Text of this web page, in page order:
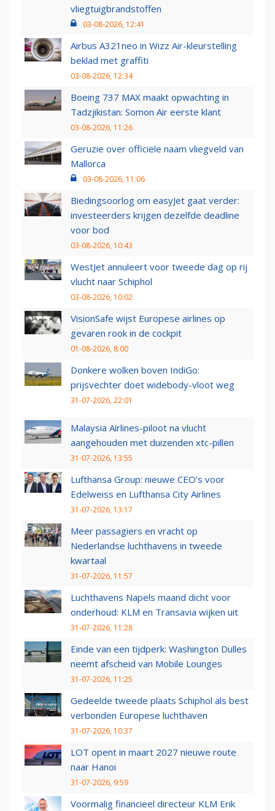
vliegtuigbrandstoffen
03-08-2026, 12:41
Airbus A321neo in Wizz Air-kleurstelling
beklad met graffiti
03-08-2026, 12:34
Boeing 737 MAX maakt opwachting in
Tadzjikistan: Somon Air eerste klant
03-08-2026, 11:26
Geruzie over officiële naam vliegveld van
Mallorca
03-08-2026, 11:06
Biedingsoorlog om easyJet gaat verder:
investeerders krijgen dezelfde deadline
voor bod
03-08-2026, 10:43
WestJet annuleert voor tweede dag op rij
vlucht naar Schiphol
03-08-2026, 10:02
VisionSafe wijst Europese airlines op
gevaren rook in de cockpit
01-08-2026, 8:00
Donkere wolken boven IndiGo:
prijsvechter doet widebody-vloot weg
31-07-2026, 22:01
Malaysia Airlines-piloot na vlucht
aangehouden met duizenden xtc-pillen
31-07-2026, 13:55
Lufthansa Group: nieuwe CEO’s voor
Edelweiss en Lufthansa City Airlines
31-07-2026, 13:17
Meer passagiers en vracht op
Nederlandse luchthavens in tweede
kwartaal
31-07-2026, 11:57
Luchthavens Napels maand dicht voor
onderhoud: KLM en Transavia wijken uit
31-07-2026, 11:28
Einde van een tijdperk: Washington Dulles
neemt afscheid van Mobile Lounges
31-07-2026, 11:25
Gedeelde tweede plaats Schiphol als best
verbonden Europese luchthaven
31-07-2026, 10:37
LOT opent in maart 2027 nieuwe route
naar Hanoi
31-07-2026, 9:59
Voormalig financieel directeur KLM Erik